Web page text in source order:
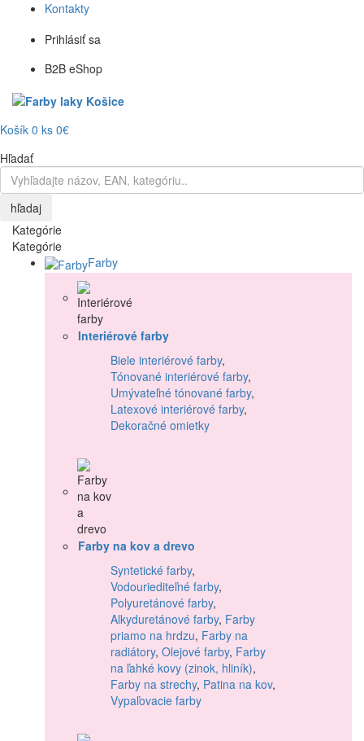
Kontakty
Prihlásiť sa
B2B eShop
Košík 0 ks 0€
Hľadať
hľadaj
Kategórie
Kategórie
Farby
Interiérové farby
Biele interiérové farby,
Tónované interiérové farby,
Umývateľné tónované farby,
Latexové interiérové farby,
Dekoračné omietky
Farby na kov a drevo
Syntetické farby,
Vodouriediteľné farby,
Polyuretánové farby,
Alkyduretánové farby, Farby
priamo na hrdzu, Farby na
radiátory, Olejové farby, Farby
na ľahké kovy (zinok, hliník),
Farby na strechy, Patina na kov,
Vypaľovacie farby